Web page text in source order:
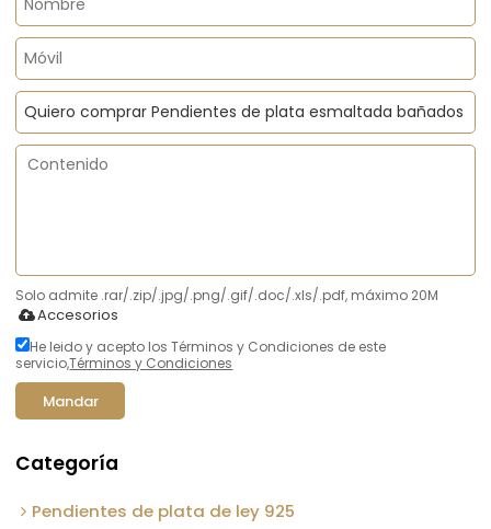
Solo admite .rar/.zip/.jpg/.png/.gif/.doc/.xls/.pdf, máximo 20M
Accesorios
He leido y acepto los Términos y Condiciones de este
servicio,Términos y Condiciones
Mandar
Categoría
Pendientes de plata de ley 925